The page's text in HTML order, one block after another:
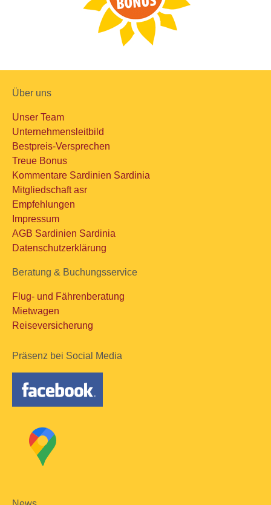
Über uns
Unser Team
Unternehmensleitbild
Bestpreis-Versprechen
Treue Bonus
Kommentare Sardinien Sardinia
Mitgliedschaft asr
Empfehlungen
Impressum
AGB Sardinien Sardinia
Datenschutzerklärung
Beratung & Buchungsservice
Flug- und Fährenberatung
Mietwagen
Reiseversicherung
Präsenz bei Social Media